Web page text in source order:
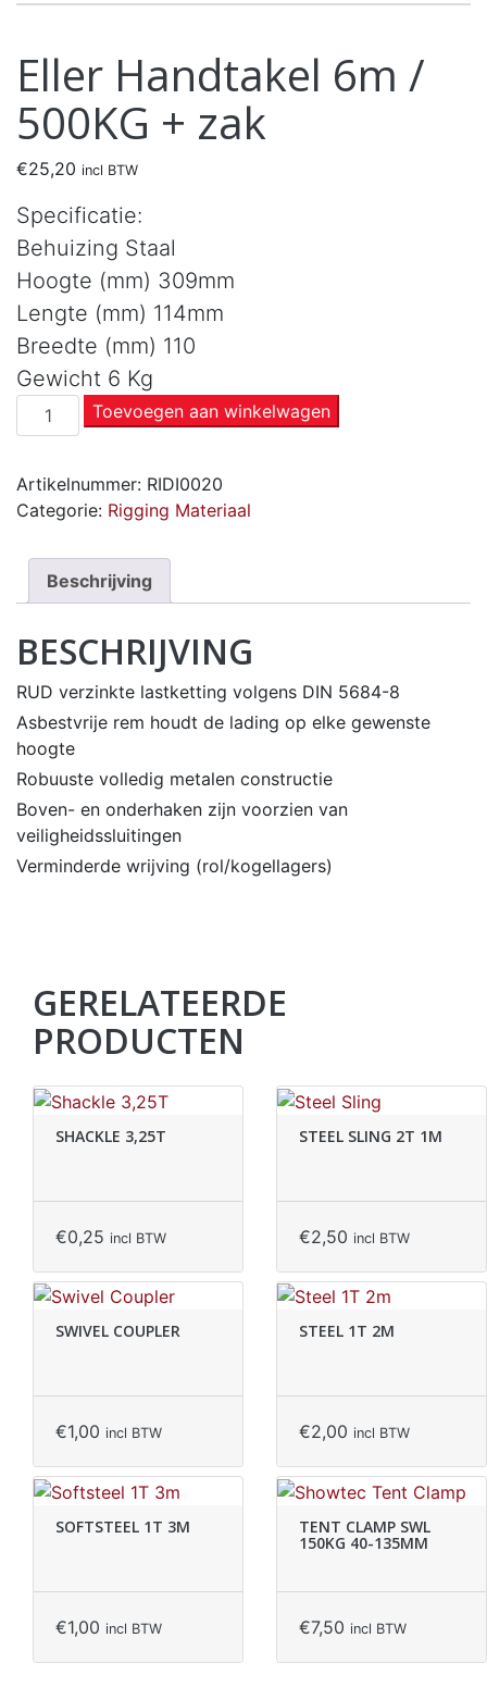
Eller Handtakel 6m /
500KG + zak
€25,20 incl BTW
Specificatie:
Behuizing Staal
Hoogte (mm) 309mm
Lengte (mm) 114mm
Breedte (mm) 110
Gewicht 6 Kg
Toevoegen aan winkelwagen
Artikelnummer: RIDI0020
Categorie: Rigging Materiaal
Beschrijving
BESCHRIJVING
RUD verzinkte lastketting volgens DIN 5684-8
Asbestvrije rem houdt de lading op elke gewenste
hoogte
Robuuste volledig metalen constructie
Boven- en onderhaken zijn voorzien van
veiligheidssluitingen
Verminderde wrijving (rol/kogellagers)
GERELATEERDE
PRODUCTEN
SHACKLE 3,25T
€0,25 incl BTW
STEEL SLING 2T 1M
€2,50 incl BTW
SWIVEL COUPLER
€1,00 incl BTW
STEEL 1T 2M
€2,00 incl BTW
SOFTSTEEL 1T 3M
€1,00 incl BTW
TENT CLAMP SWL
150KG 40-135MM
€7,50 incl BTW